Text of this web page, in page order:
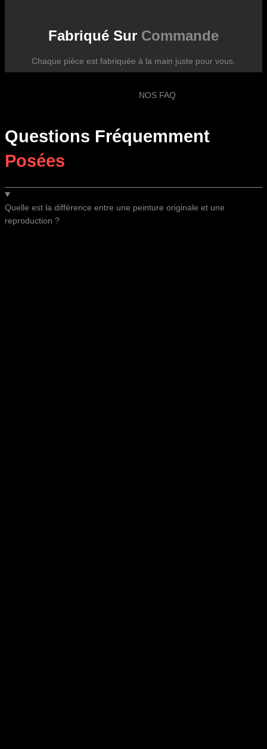
Fabriqué Sur Commande
Chaque pièce est fabriquée à la main juste pour vous.
NOS FAQ
Questions Fréquemment
Posées
Quelle est la différence entre une peinture originale et une
reproduction ?